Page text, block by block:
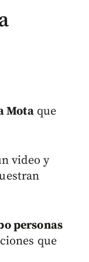
Motaque
video y
personas
que